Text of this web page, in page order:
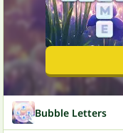
Bubble Letters